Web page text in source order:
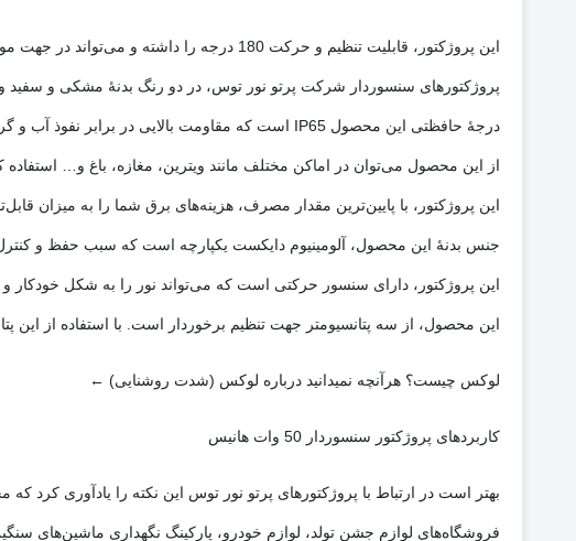
این پروژکتور، قابلیت تنظیم و حرکت 180 درجه را داشته و می‌تواند در جهت موردنظر شما تنظیم شود.
پروژکتورهای سنسوردار شرکت پرتو نور توس، در دو رنگ بدنۀ مشکی و سفید و
درجۀ حافظتی این محصول IP65 است که مقاومت بالایی در برابر نفوذ آب و گردوغبار دارد.
از این محصول می‌توان در اماکن مختلف مانند ویترین، مغازه، باغ و… استفاده
این پروژکتور، با پایین‌ترین مقدار مصرف، هزینه‌های برق شما را به میزان
جنس بدنۀ این محصول، آلومینیوم دایکست یکپارچه است که سبب حفظ و
این پروژکتور، دارای سنسور حرکتی است که می‌تواند نور را به شکل
این محصول، از سه پتانسیومتر جهت تنظیم برخوردار است. با استفاده از
لوکس چیست؟ هرآنچه نمیدانید درباره لوکس (شدت روشنایی) ←
کاربردهای پروژکتور سنسوردار 50 وات هانیس
بهتر است در ارتباط با پروژکتورهای پرتو نور توس این نکته را یادآوری کرد
فروشگاه‌های لوازم جشن تولد، لوازم خودرو، پارکینگ‌ نگهداری ماشین‌های